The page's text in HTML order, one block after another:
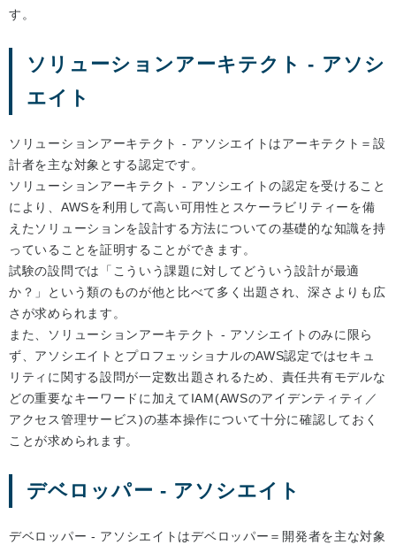
す。
ソリューションアーキテクト - アソシ
エイト
ソリューションアーキテクト - アソシエイトはアーキテクト＝設
計者を主な対象とする認定です。
ソリューションアーキテクト - アソシエイトの認定を受けること
により、AWSを利用して高い可用性とスケーラビリティーを備
えたソリューションを設計する方法についての基礎的な知識を持
っていることを証明することができます。
試験の設問では「こういう課題に対してどういう設計が最適
か？」という類のものが他と比べて多く出題され、深さよりも広
さが求められます。
また、ソリューションアーキテクト - アソシエイトのみに限ら
ず、アソシエイトとプロフェッショナルのAWS認定ではセキュ
リティに関する設問が一定数出題されるため、責任共有モデルな
どの重要なキーワードに加えてIAM(AWSのアイデンティティ／
アクセス管理サービス)の基本操作について十分に確認しておく
ことが求められます。
デベロッパー - アソシエイト
デベロッパー - アソシエイトはデベロッパー＝開発者を主な対象